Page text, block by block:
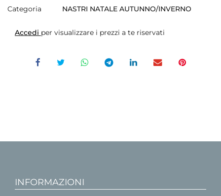
Categoria
NASTRI NATALE AUTUNNO/INVERNO
Accedi per visualizzare i prezzi a te riservati
INFORMAZIONI